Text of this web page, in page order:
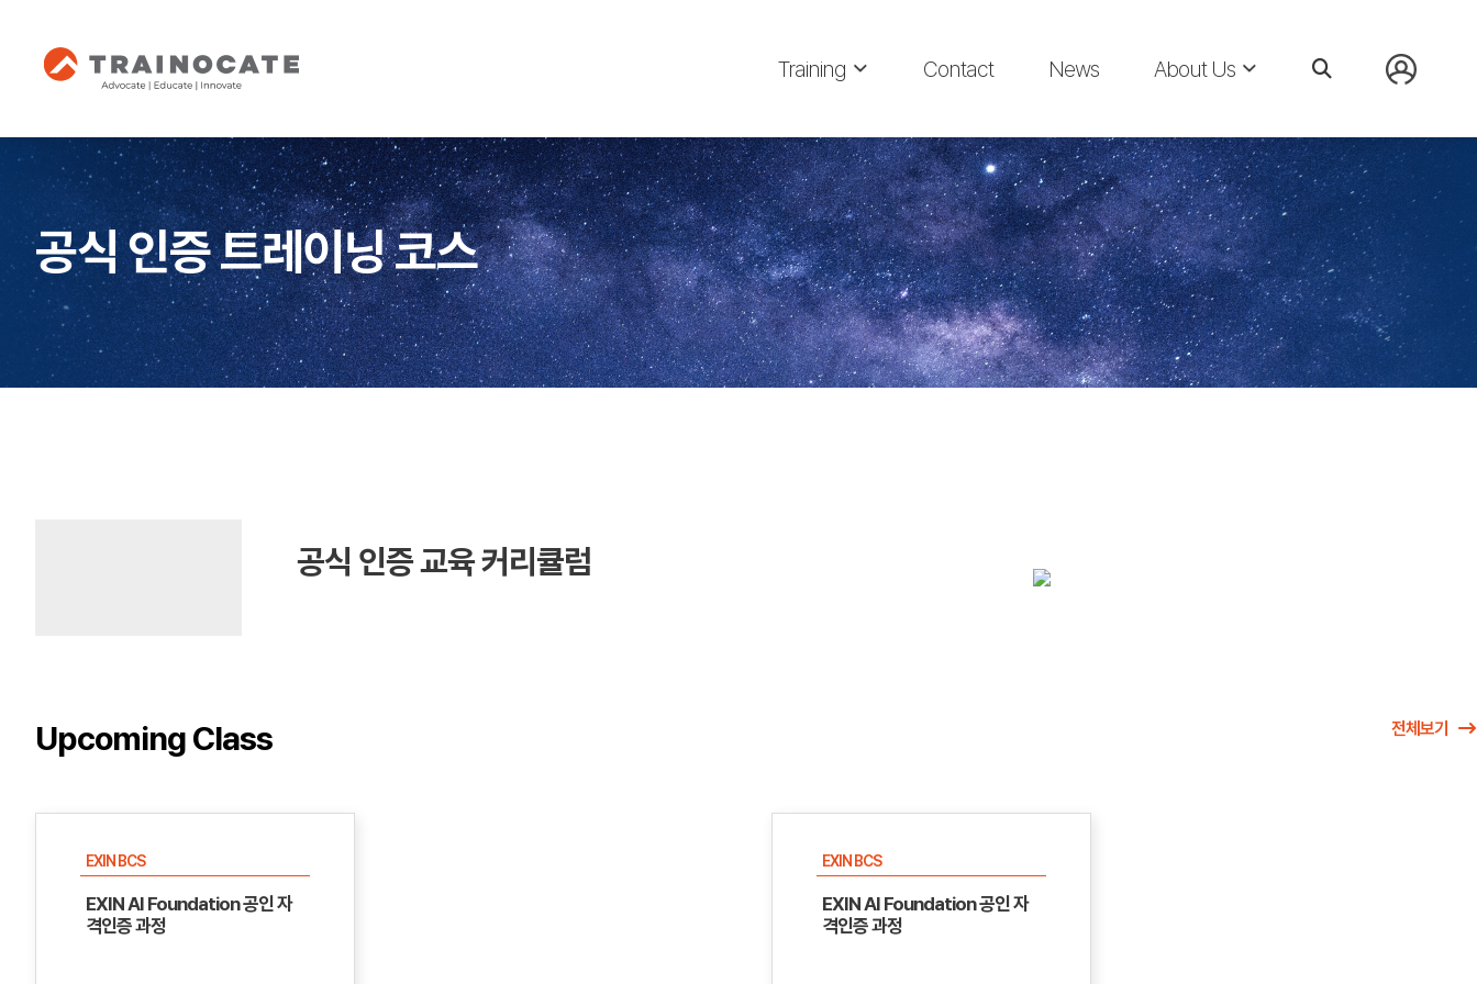
Training Contact News About Us
공식 인증 트레이닝 코스
공식 인증 교육 커리큘럼
Upcoming Class 전체보기
EXIN BCS
EXIN AI Foundation 공인 자
격인증 과정
EXIN BCS
EXIN AI Foundation 공인 자
격인증 과정